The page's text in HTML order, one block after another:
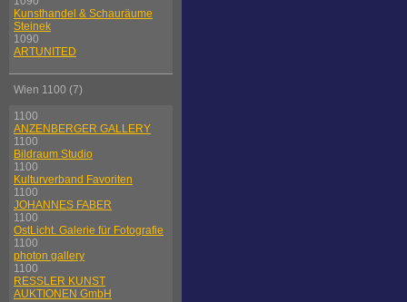
Kunsthandel & Schauräume
Steinek
1090
ARTUNITED
Wien 1100 (7)
1100
ANZENBERGER GALLERY
1100
Bildraum Studio
1100
Kulturverband Favoriten
1100
JOHANNES FABER
1100
OstLicht. Galerie für Fotografie
1100
photon gallery
1100
RESSLER KUNST
AUKTIONEN GmbH